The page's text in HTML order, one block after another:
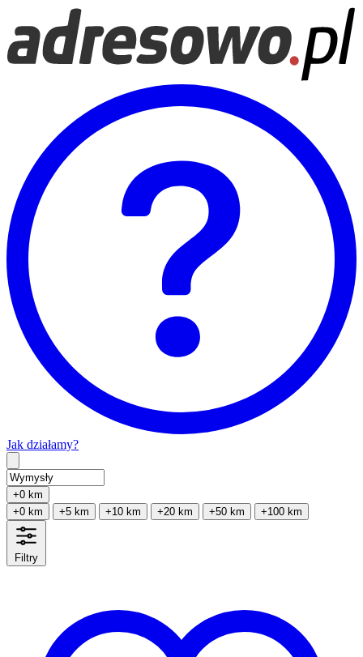
Jak działamy?
+0 km
+0 km
+5 km +10 km +20 km +50 km +100 km
Filtry